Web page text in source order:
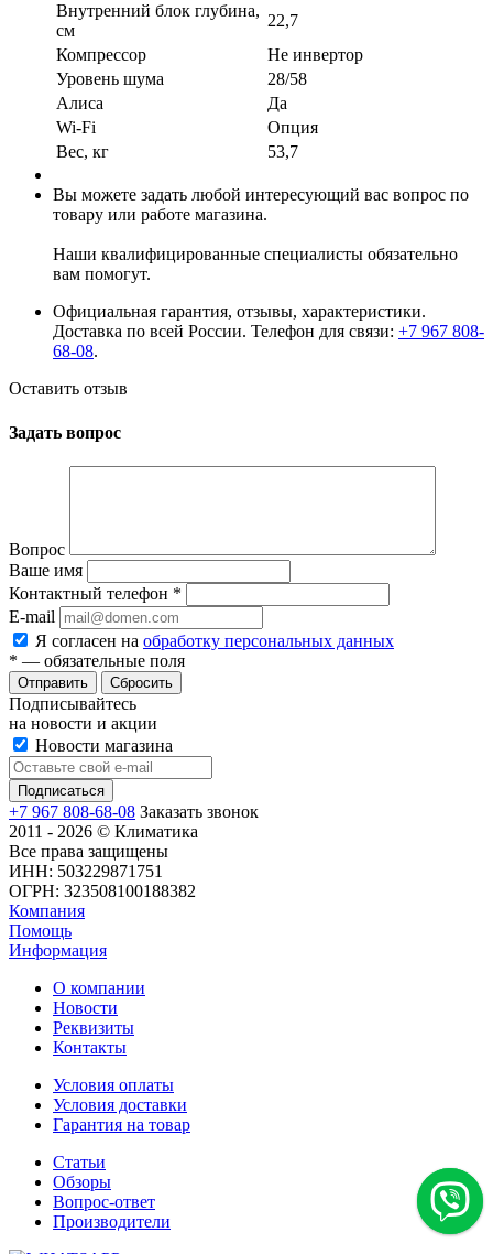
Внутренний блок глубина,
см
22,7
Компрессор
Не инвертор
Уровень шума
28/58
Алиса
Да
Wi-Fi
Опция
Вес, кг
53,7
Вы можете задать любой интересующий вас вопрос по
товару или работе магазина.
Наши квалифицированные специалисты обязательно
вам помогут.
Официальная гарантия, отзывы, характеристики.
Доставка по всей России. Телефон для связи: +7 967 808-
68-08.
Оставить отзыв
Задать вопрос
Вопрос
Ваше имя
Контактный телефон *
E-mail
Я согласен на обработку персональных данных
* — обязательные поля
Сбросить
Подписывайтесь
на новости и акции
Новости магазина
+7 967 808-68-08 Заказать звонок
2011 - 2026 © Климатика
Все права защищены
ИНН: 503229871751
ОГРН: 323508100188382
Компания
Помощь
Информация
О компании
Новости
Реквизиты
Контакты
Условия оплаты
Условия доставки
Гарантия на товар
Статьи
Обзоры
Вопрос-ответ
Производители